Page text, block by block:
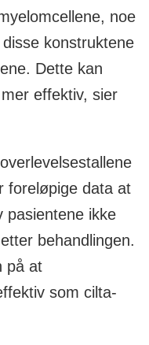
noe
konstruktene
Dette kan
effektiv, sier
foreløpige data at
pasientene ikke
behandlingen.
på at
som cilta-